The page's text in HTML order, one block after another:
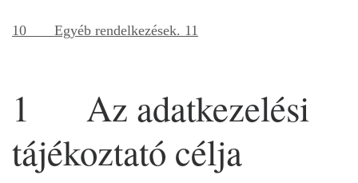
10 Egyéb rendelkezések. 11
1 Az adatkezelési
tájékoztató célja